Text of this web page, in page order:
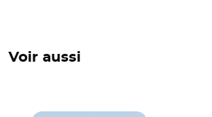
Voir aussi